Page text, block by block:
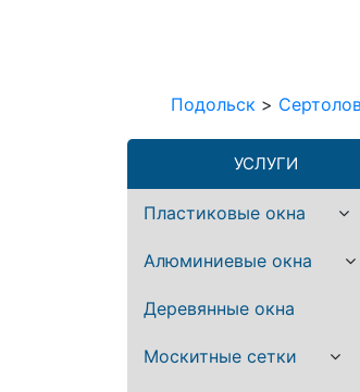
Подольск >
УСЛУГИ
Пластиковые окна
Алюминиевые окна
Деревянные окна
Москитные сетки